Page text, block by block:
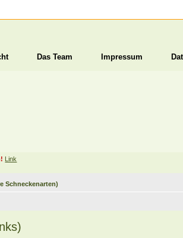
Das Team Impressum
Link
Schneckenarten)